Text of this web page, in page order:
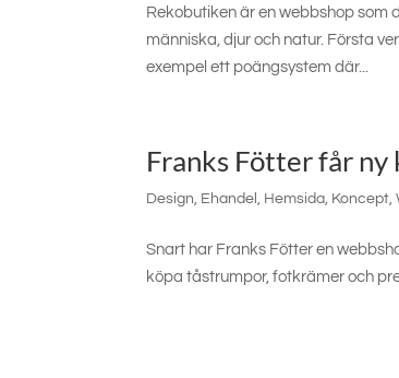
Rekobutiken är en webbshop som
människa, djur och natur. Första
exempel ett poängsystem där...
Franks Fötter får
Design, Ehandel , Hemsida, Koncept,
Snart har Franks Fötter en
köpa tåstrumpor, fotkrämer och